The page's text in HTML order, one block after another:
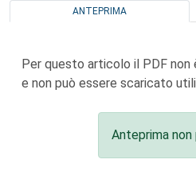
ANTEPRIMA
Per questo articolo il PDF non
e non può essere scaricato
Anteprima